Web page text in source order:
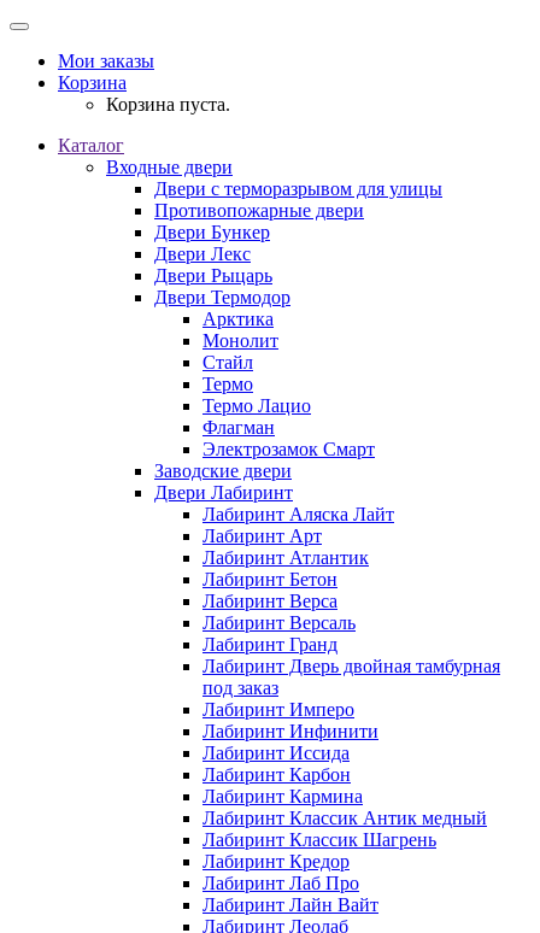
Мои заказы
Корзина
Корзина пуста.
Каталог
Входные двери
Двери с терморазрывом для улицы
Противопожарные двери
Двери Бункер
Двери Лекс
Двери Рыцарь
Двери Термодор
Арктика
Монолит
Стайл
Термо
Термо Лацио
Флагман
Электрозамок Смарт
Заводские двери
Двери Лабиринт
Лабиринт Аляска Лайт
Лабиринт Арт
Лабиринт Атлантик
Лабиринт Бетон
Лабиринт Верса
Лабиринт Версаль
Лабиринт Гранд
Лабиринт Дверь двойная тамбурная
под заказ
Лабиринт Имперо
Лабиринт Инфинити
Лабиринт Иссида
Лабиринт Карбон
Лабиринт Кармина
Лабиринт Классик Антик медный
Лабиринт Классик Шагрень
Лабиринт Кредор
Лабиринт Лаб Про
Лабиринт Лайн Вайт
Лабиринт Леолаб